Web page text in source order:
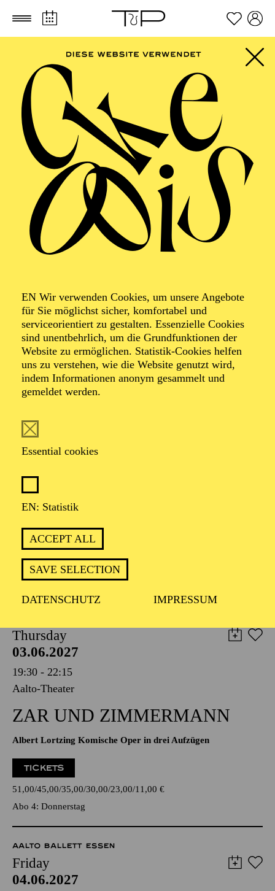
Zum Hauptinhalt springen Zum Footer springen
EN Wir verwenden Cookies, um unsere Angebote
für Sie möglichst sicher, komfortabel und
serviceorientiert zu gestalten. Essenzielle Cookies
sind unentbehrlich, um die Grundfunktionen der
Website zu ermöglichen. Statistik-Cookies helfen
uns zu verstehen, wie die Website genutzt wird,
indem Informationen anonym gesammelt und
gemeldet werden.
Essential cookies
EN: Statistik
ACCEPT ALL
SAVE SELECTION
DATENSCHUTZ IMPRESSUM
FILTER
JUNE 2027
AALTO BALLETT ESSEN
Wednesday
02.06.2027
17:30 - 19:00
Alto Theater
PHILHARMONIE ESSEN
Wednesday
02.06.2027
19:00 - 20:00
BEETHOVEN-JUBILÄUM 2027 · GROSSE O
RCHESTER · PHILHARMONIE ENTDECKEN
BEETHOVEN
Werke von Charles Ives, Ludwig van Beethoven
dem Westdeutschen Rundfunk Köln
TICKETS
19,00€
Thursday
03.06.2027
19:30 - 22:15
Aalto-Theater
ZAR UND ZIMMERMANN
Albert Lortzing Komische Oper in drei Aufzügen
TICKETS
51,00 45,00 35,00 30,00 23,00 11,00 €
Abo 4: Donnerstag
AALTO BALLETT ESSEN
Friday
04.06.2027